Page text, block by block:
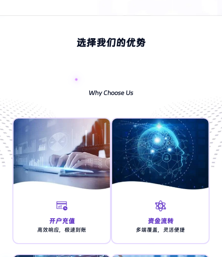
选择我们的优势
Why Choose Us
开户充值
高效响应，极速到账
资金流转
多端覆盖，灵活便捷